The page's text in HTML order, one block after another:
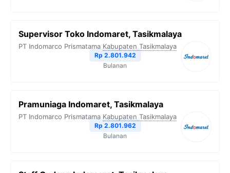
Supervisor Toko Indomaret, Tasikmalaya
PT Indomarco Prismatama Kabupaten Tasikmalaya
Rp 2.801.942
Bulanan
Pramuniaga Indomaret, Tasikmalaya
PT Indomarco Prismatama Kabupaten Tasikmalaya
Rp 2.801.962
Bulanan